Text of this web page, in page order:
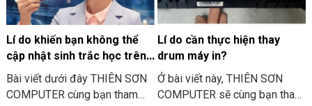
Lan nhé.
Lí do khiến bạn không thể
cập nhật sinh trắc học trên
ứng dụng ngân hàng
Bài viết dưới đây THIÊN SƠN
COMPUTER cùng bạn tham
Lí do cần thực hiện thay
drum máy in?
Ở bài viết này, THIÊN SƠN
COMPUTER sẽ cùng bạn tham